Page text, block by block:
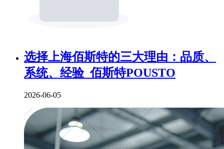
选择上海佰斯特的三大理由：品质、
系统、经验_佰斯特POUSTO
2026-06-05